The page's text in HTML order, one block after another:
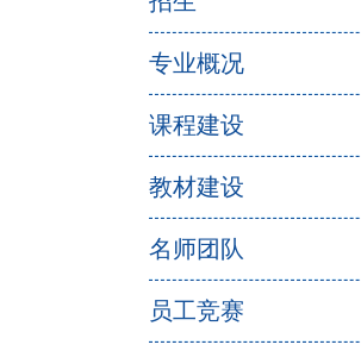
专业概况
课程建设
教材建设
名师团队
员工竞赛